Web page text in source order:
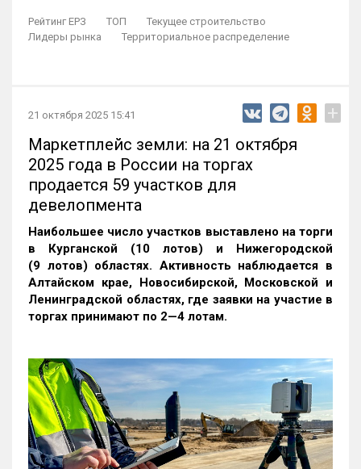
Рейтинг ЕРЗ ТОП
Текущее строительство
Лидеры рынка
Территориальное распределение
21 октября 2025 15:41 +
Маркетплейс земли: на 21 октября
2025 года в России на торгах
продается 59 участков для
девелопмента
Наибольшее число участков выставлено на торги
в Курганской (10 лотов) и Нижегородской
(9 лотов) областях. Активность наблюдается в
Алтайском крае, Новосибирской, Московской и
Ленинградской областях, где заявки на участие в
торгах принимают по 2—4 лотам.